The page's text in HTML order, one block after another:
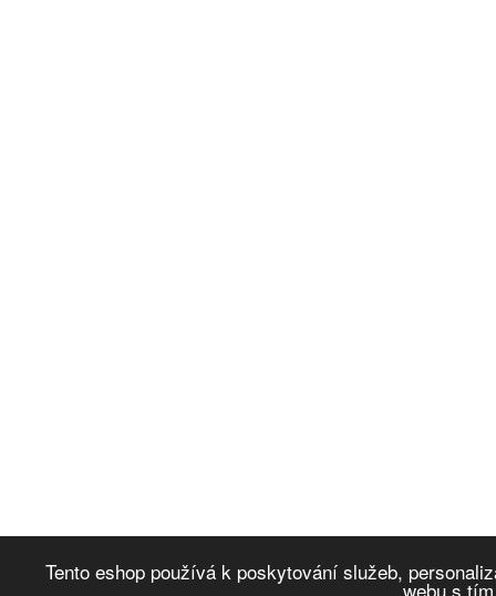
Tento eshop používá k poskytování služeb,
webu s